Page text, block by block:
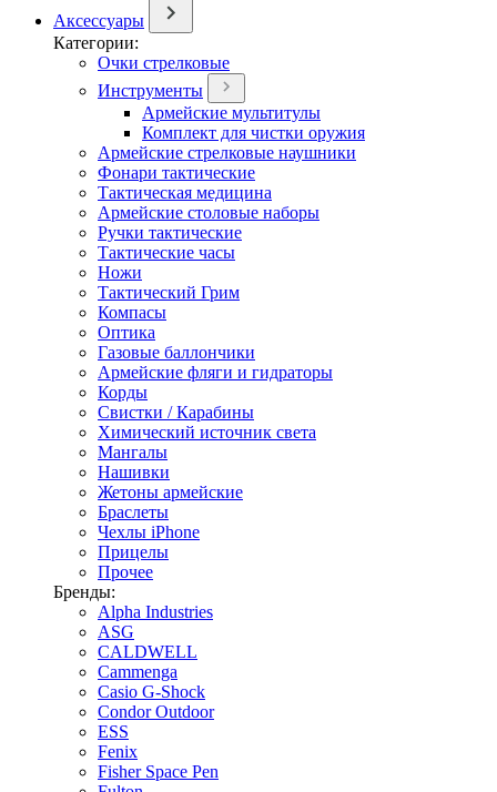
Аксессуары
Категории:
Очки стрелковые
Инструменты
Армейские мультитулы
Комплект для чистки оружия
Армейские стрелковые наушники
Фонари тактические
Тактическая медицина
Армейские столовые наборы
Ручки тактические
Тактические часы
Ножи
Тактический Грим
Компасы
Оптика
Газовые баллончики
Армейские фляги и гидраторы
Корды
Свистки / Карабины
Химический источник света
Мангалы
Нашивки
Жетоны армейские
Браслеты
Чехлы iPhone
Прицелы
Прочее
Бренды:
Alpha Industries
ASG
CALDWELL
Cammenga
Casio G-Shock
Condor Outdoor
ESS
Fenix
Fisher Space Pen